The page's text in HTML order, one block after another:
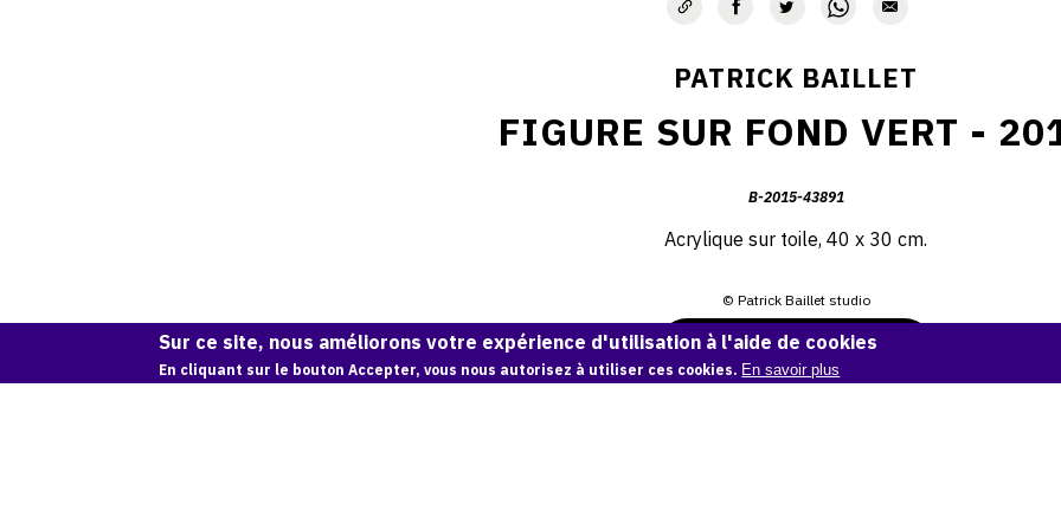
PATRICK BAILLET
FIGURE SUR FOND VERT -
B-2015-43891
Acrylique sur toile, 40 x 30 cm.
© Patrick Baillet studio
Demande d'information
Sur ce site, nous améliorons votre expérience d'utilisation à l'aide de cookies
En cliquant sur le bouton Accepter, vous nous autorisez à utiliser ces cookies. En savoir plus